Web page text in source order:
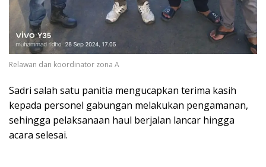
Relawan dan koordinator zona A
Sadri salah satu panitia mengucapkan terima kasih
kepada personel gabungan melakukan pengamanan,
sehingga pelaksanaan haul berjalan lancar hingga
acara selesai.